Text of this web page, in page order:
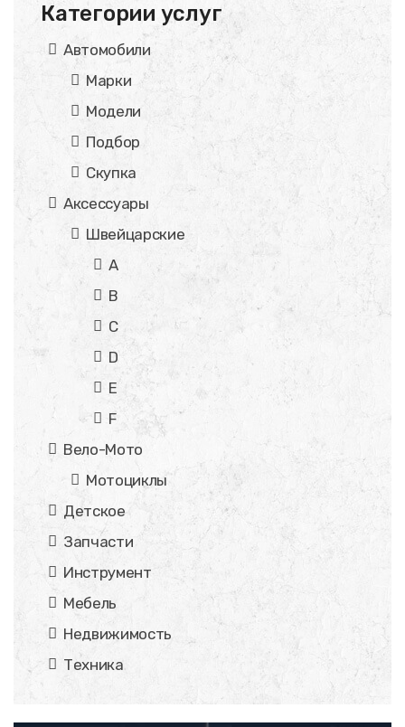
Категории услуг
Автомобили
Марки
Модели
Подбор
Скупка
Аксессуары
Швейцарские
A
B
C
D
E
F
Вело-Мото
Мотоциклы
Детское
Запчасти
Инструмент
Мебель
Недвижимость
Техника